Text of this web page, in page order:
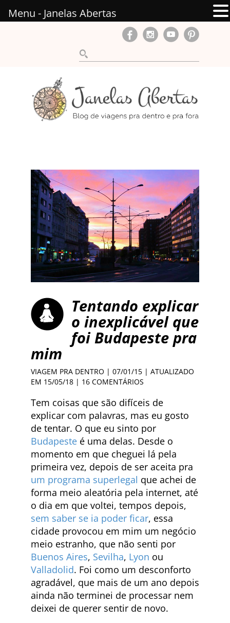
Tentando explicar
o inexplicável que
foi Budapeste pra
mim
VIAGEM PRA DENTRO | 07/01/15 | ATUALIZADO
EM 15/05/18 | 16 COMENTÁRIOS
Tem coisas que são difíceis de
explicar com palavras, mas eu gosto
de tentar. O que eu sinto por
Budapeste é uma delas. Desde o
momento em que cheguei lá pela
primeira vez, depois de ser aceita pra
um programa superlegal que achei de
forma meio aleatória pela internet, até
o dia em que voltei, tempos depois,
sem saber se ia poder ficar, essa
cidade provocou em mim um negócio
meio estranho, que não senti por
Buenos Aires, Sevilha, Lyon ou
Valladolid. Foi como um desconforto
agradável, que mais de um ano depois
ainda não terminei de processar nem
deixei de querer sentir de novo.
Menu - Janelas Abertas